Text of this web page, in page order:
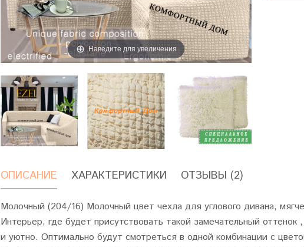
Наведите для увеличения
ОПИСАНИЕ ХАРАКТЕРИСТИКИ ОТЗЫВЫ (2)
Молочный (204/16) Молочный цвет чехла для углового дивана,
Интерьер, где будет присутствовать такой замечательный
и уютно. Оптимально будут смотреться в одной комбинации с